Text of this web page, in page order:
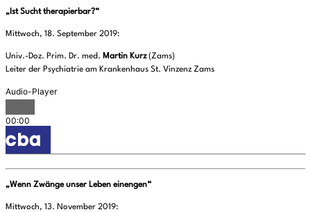
„Ist Sucht therapierbar?“
Mittwoch, 18. September 2019:
Univ.-Doz. Prim. Dr. med. Martin Kurz(Zams)
Leiter der Psychiatrie am Krankenhaus St. Vinzenz Zams
„Wenn Zwänge unser Leben einengen“
Mittwoch, 13. November 2019: